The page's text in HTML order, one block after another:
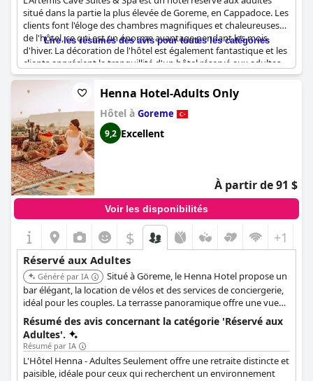
situé dans la partie la plus élevée de Goreme, en Cappadoce. Les
clients font l'éloge des chambres magnifiques et chaleureuses
de l'hôtel, ce qui est un énorme avantage pendant les mois
d'hiver. La décoration de l'hôtel est également fantastique et les
clients apprécient la tranquillité d'un hôtel réservé aux adultes.
Dans l'ensemble, l'Artemis Cave Suites & Spa est un excellent
choix pour les adultes à la recherche d'une escapade relaxante
Lire les résumés des avis pour toutes les catégories
Henna Hotel-Adults Only
Hôtel à Goreme
9,2 Excellent
À partir de 91 $
Voir les disponibilités
$ +1
Réservé aux Adultes
Généré par IA
Situé à Göreme, le Henna Hotel propose un
bar élégant, la location de vélos et des services de conciergerie,
idéal pour les couples. La terrasse panoramique offre une vue
imprenable, notamment sur les montgolfières.
Résumé des avis concernant la catégorie 'Réservé aux
Adultes'.
Résumé par IA
L'Hôtel Henna - Adultes Seulement offre une retraite distincte et
paisible, idéale pour ceux qui recherchent un environnement